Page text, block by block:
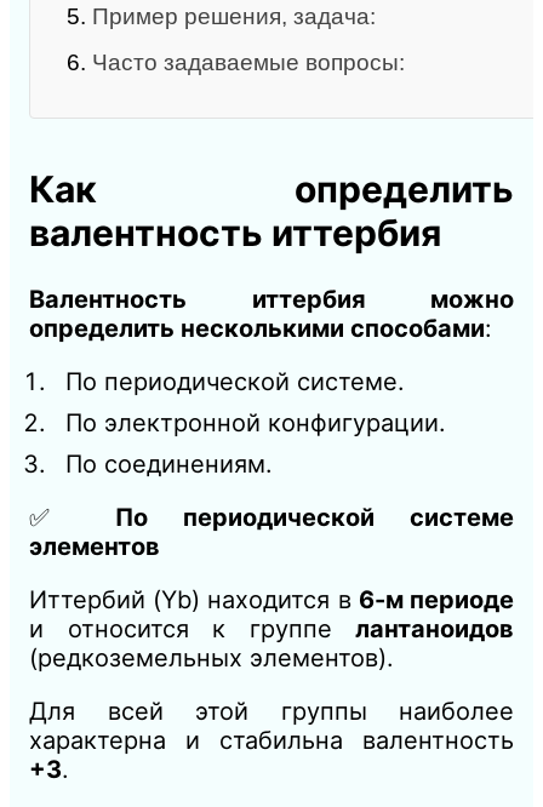
5. Пример решения, задача:
6. Часто задаваемые вопросы:
Как определить
валентность иттербия
Валентность иттербия можно
определить несколькими способами:
По периодической системе.
По электронной конфигурации.
По соединениям.
✅ По периодической системе
элементов
Иттербий (Yb) находится в 6-м периоде
и относится к группе лантаноидов
(редкоземельных элементов).
Для всей этой группы наиболее
характерна и стабильна валентность
+3.